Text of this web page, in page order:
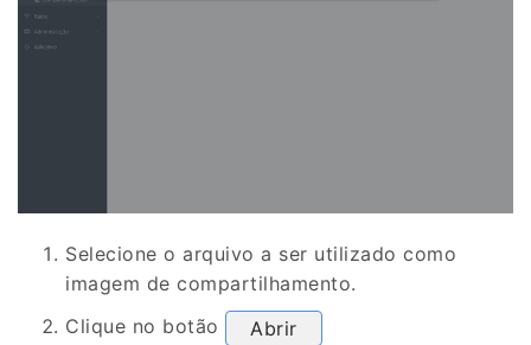
Selecione o arquivo a ser utilizado como
imagem de compartilhamento.
Clique no botão
Abrir